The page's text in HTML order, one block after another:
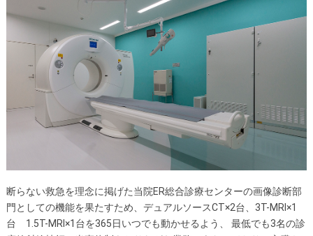
断らない救急を理念に掲げた当院ER総合診療センターの画像診断部
門としての機能を果たすため、デュアルソースCT×2台、3T-MRI×1
台 1.5T-MRI×1台を365日いつでも動かせるよう、 最低でも3名の診